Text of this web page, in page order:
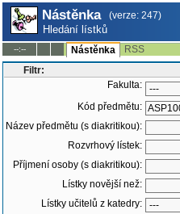
Nástěnka (verze: 247)
Hledání lístků
--:-- Nástěnka
RSS
Filtr:
Fakulta:
Kód předmětu:
Název předmětu (s diakritikou):
Rozvrhový lístek:
Příjmení osoby (s diakritikou):
Lístky novější než:
Lístky učitelů z katedry: